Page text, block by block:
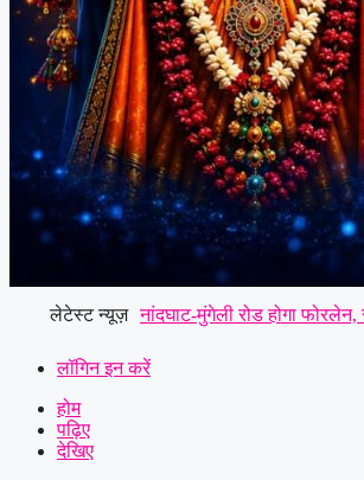
लेटेस्ट न्यूज़ नांदघाट-मुंगेली रोड होगा
ज्ञापन..
लॉगिन इन करें
होम
पढ़िए
देखिए